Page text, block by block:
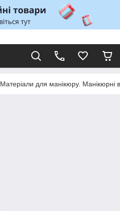
Матеріали для манікюру. Манікюрні